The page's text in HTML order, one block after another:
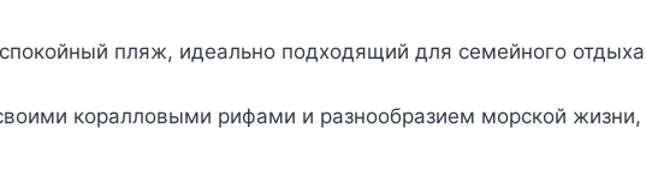
пляж, идеально подходящий для семейного
коралловыми рифами и разнообразием морской